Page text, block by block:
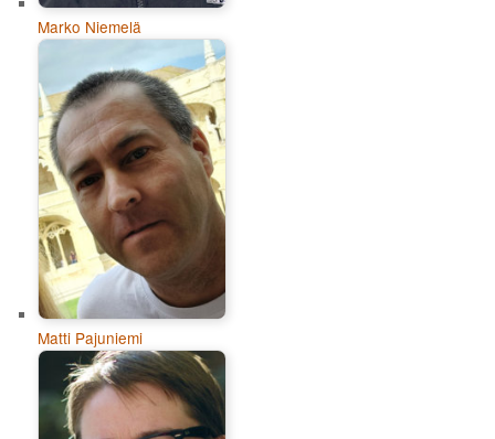
Marko Niemelä
Matti Pajuniemi